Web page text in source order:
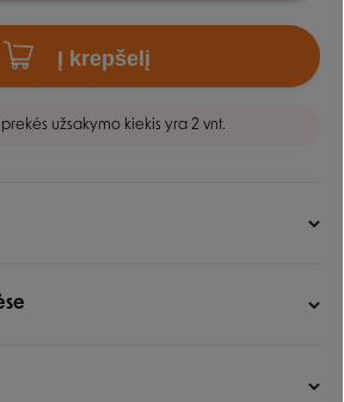
Į krepšelį
užsakymo kiekis yra 2 vnt.